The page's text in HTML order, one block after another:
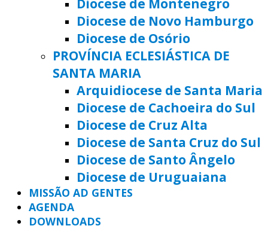
Diocese de Montenegro
Diocese de Novo Hamburgo
Diocese de Osório
PROVÍNCIA ECLESIÁSTICA DE
SANTA MARIA
Arquidiocese de Santa Maria
Diocese de Cachoeira do Sul
Diocese de Cruz Alta
Diocese de Santa Cruz do Sul
Diocese de Santo Ângelo
Diocese de Uruguaiana
MISSÃO AD GENTES
AGENDA
DOWNLOADS